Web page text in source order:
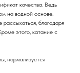
качества. Ведь
на водной основе.
рассыхаться, благодаря
этого, катание с
нормализуется